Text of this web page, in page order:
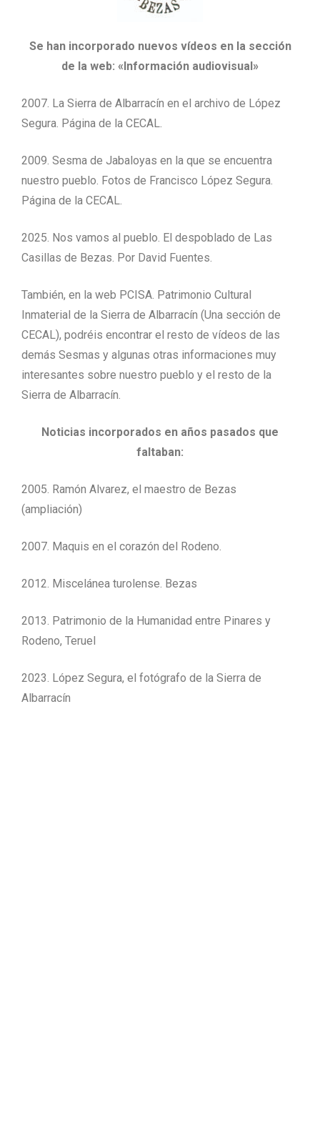
Se han incorporado nuevos vídeos en la sección
de la web: «Información audiovisual»
2007. La Sierra de Albarracín en el archivo de López
Segura. Página de la CECAL.
2009. Sesma de Jabaloyas en la que se encuentra
nuestro pueblo. Fotos de Francisco López Segura.
Página de la CECAL.
2025. Nos vamos al pueblo. El despoblado de Las
Casillas de Bezas. Por David Fuentes.
También, en la web PCISA. Patrimonio Cultural
Inmaterial de la Sierra de Albarracín (Una sección de
CECAL), podréis encontrar el resto de vídeos de las
demás Sesmas y algunas otras informaciones muy
interesantes sobre nuestro pueblo y el resto de la
Sierra de Albarracín.
Noticias incorporados en años pasados que
faltaban:
2005. Ramón Alvarez, el maestro de Bezas
(ampliación)
2007. Maquis en el corazón del Rodeno.
2012. Miscelánea turolense. Bezas
2013. Patrimonio de la Humanidad entre Pinares y
Rodeno, Teruel
2023. López Segura, el fotógrafo de la Sierra de
Albarracín